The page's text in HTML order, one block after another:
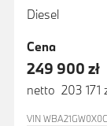
Diesel
Cena
249 900 zł
netto 203 171
VIN